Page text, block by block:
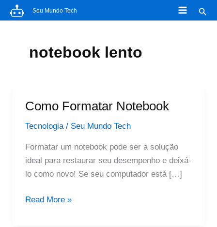
para
Seu Mundo Tech
notebook lento
Como Formatar Notebook
Tecnologia/ Seu Mundo Tech
Formatar um notebook pode ser a solução
ideal para restaurar seu desempenho e deixá-
lo como novo! Se seu computador está […]
Como
Read More »